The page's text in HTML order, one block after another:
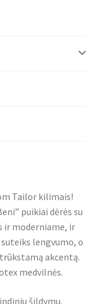
Tailor kilimais!
puikiai dėrės su
moderniame, ir
lengvumo, o
akcentą.
medvilnės.
šildymu.